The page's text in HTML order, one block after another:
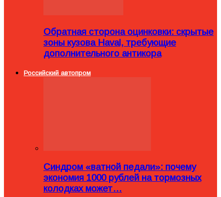
Обратная сторона оцинковки: скрытые
зоны кузова Haval, требующие
дополнительного антикора
Российский автопром
Синдром «ватной педали»: почему
экономия 1000 рублей на тормозных
колодках может…